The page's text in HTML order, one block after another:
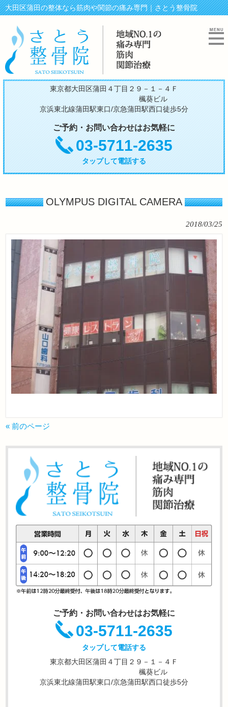
大田区蒲田の整体なら筋肉や関節の痛み専門｜さとう整骨院
東京都大田区蒲田４丁目２９－１－４Ｆ
楓葵ビル
京浜東北線蒲田駅東口/京急蒲田駅西口徒歩5分
ご予約・お問い合わせはお気軽に
03-5711-2635
タップして電話する
OLYMPUS DIGITAL CAMERA
2018/03/25
« 前のページ
ご予約・お問い合わせはお気軽に
03-5711-2635
タップして電話する
東京都大田区蒲田４丁目２９－１－４Ｆ
楓葵ビル
京浜東北線蒲田駅東口/京急蒲田駅西口徒歩5分